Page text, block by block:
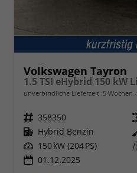
Volkswagen Tayron
unverbindliche Lieferzeit: 5 Wochen
Fahrzeugnr. 358350
Kraftstoff Hybrid Benzin
Leistung 150 kW (204 PS)
01.12.2025